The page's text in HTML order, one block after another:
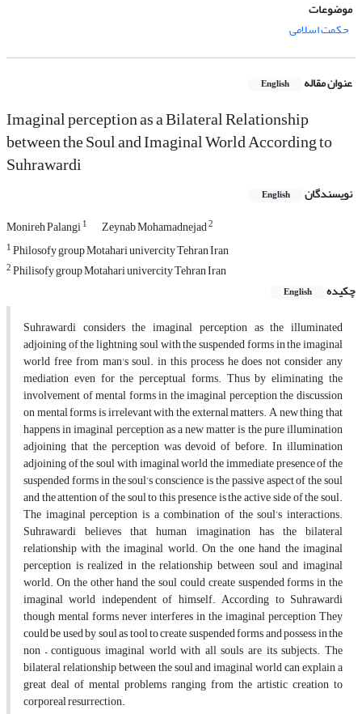
موضوعات
حکمت اسلامی
عنوان مقاله English
Imaginal perception as a Bilateral Relationship
between the Soul and Imaginal World According to
Suhrawardi
نویسندگان English
Monireh Palangi1 Zeynab Mohamadnejad2
1Philosofy group Motahari univercity Tehran Iran
2Philisofy group Motahari univercity Tehran Iran
چکیده
English
Suhrawardi considers the imaginal perception as the illuminated
adjoining of the lightning soul with the suspended forms in the imaginal
world free from man's soul. in this process he does not consider any
mediation even for the perceptual forms. Thus by eliminating the
involvement of mental forms in the imaginal perception the discussion
on mental forms is irrelevant with the external matters. A new thing that
happens in imaginal perception as a new matter is the pure illumination
adjoining that the perception was devoid of before. In illumination
adjoining of the soul with imaginal world the immediate presence of the
suspended forms in the soul’s conscience is the passive aspect of the soul
and the attention of the soul to this presence is the active side of the soul.
The imaginal perception is a combination of the soul’s interactions.
Suhrawardi believes that human imagination has the bilateral
relationship with the imaginal world. On the one hand the imaginal
perception is realized in the relationship between soul and imaginal
world. On the other hand the soul could create suspended forms in the
imaginal world independent of himself. According to Suhrawardi
though mental forms never interferes in the imaginal perception They
could be used by soul as tool to create suspended forms and possess in the
non – contiguous imaginal world with all souls are its subjects. The
bilateral relationship between the soul and imaginal world can explain a
great deal of mental problems ranging from the artistic creation to
corporeal resurrection.